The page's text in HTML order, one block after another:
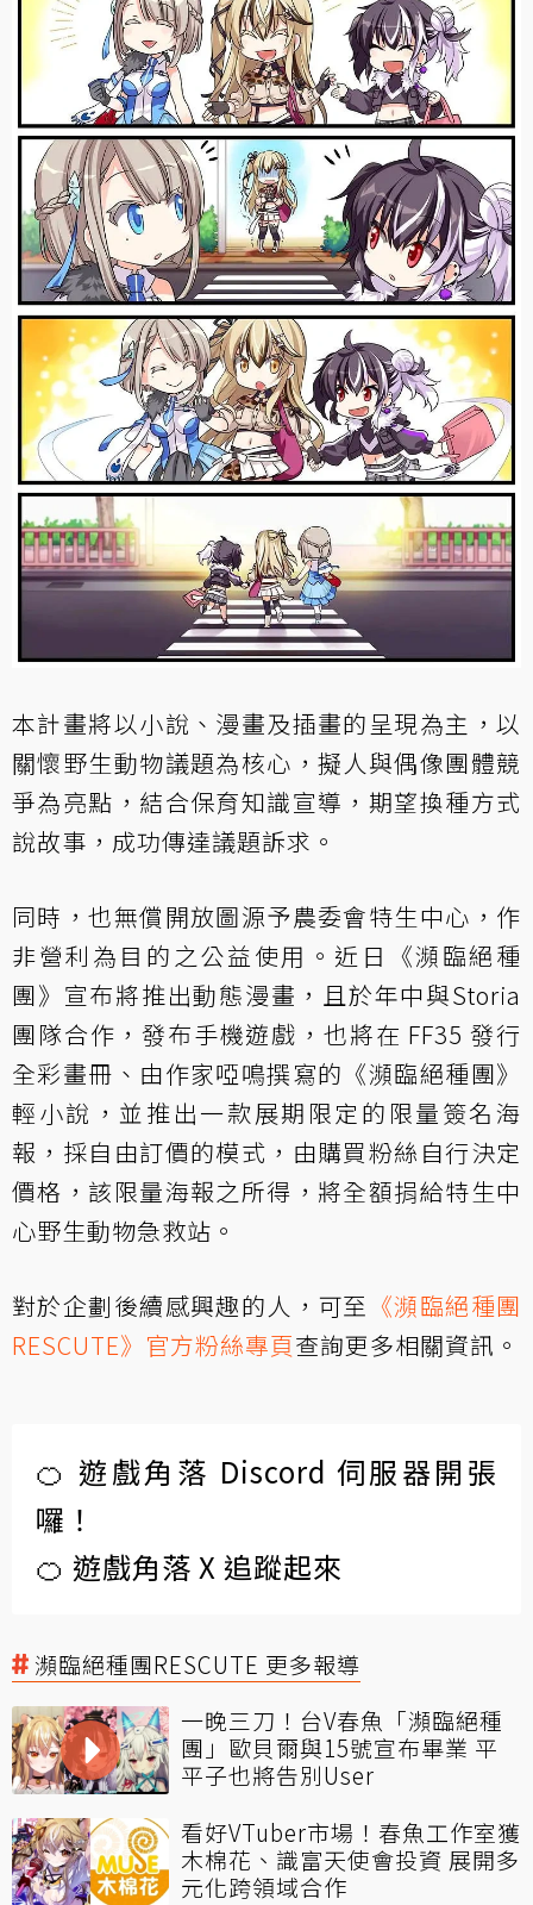
本計畫將以小說、漫畫及插畫的呈現為主，以
關懷野生動物議題為核心，擬人與偶像團體競
爭為亮點，結合保育知識宣導，期望換種方式
說故事，成功傳達議題訴求。
同時，也無償開放圖源予農委會特生中心，作
非營利為目的之公益使用。近日《瀕臨絕種
團》宣布將推出動態漫畫，且於年中與Storia
團隊合作，發布手機遊戲，也將在 FF35 發行
全彩畫冊、由作家啞鳴撰寫的《瀕臨絕種團》
輕小說，並推出一款展期限定的限量簽名海
報，採自由訂價的模式，由購買粉絲自行決定
價格，該限量海報之所得，將全額捐給特生中
心野生動物急救站。
對於企劃後續感興趣的人，可至 《瀕臨絕種團
RESCUTE》官方粉絲專頁查詢更多相關資訊。
🍊 遊戲角落 Discord 伺服器開張
囉！
🍊 遊戲角落 X 追蹤起來
瀕臨絕種團RESCUTE 更多報導
一晚三刀！台V春魚「瀕臨絕種
團」歐貝爾與15號宣布畢業 平
平子也將告別User
看好VTuber市場！春魚工作室獲
木棉花、識富天使會投資 展開多
元化跨領域合作